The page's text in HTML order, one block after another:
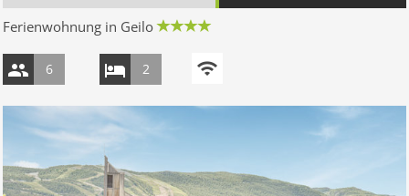
Ferienwohnung in Geilo
6 2